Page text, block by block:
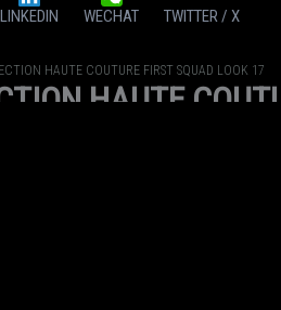
LINKEDIN WECHAT TWITTER / X
HAUTE COUTURE FIRST SQUAD LOOK 17
HAUTE